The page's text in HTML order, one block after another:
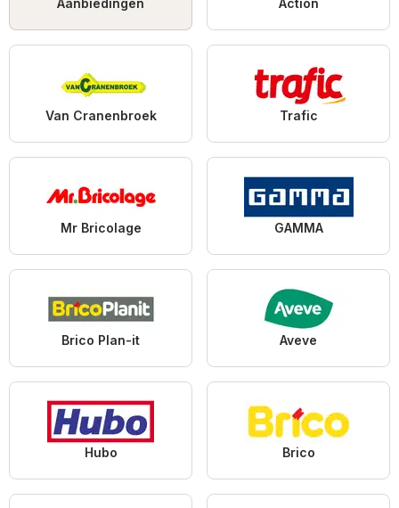
Aanbiedingen Action
Van Cranenbroek Trafic
Mr Bricolage GAMMA
Brico Plan-it Aveve
Hubo Brico